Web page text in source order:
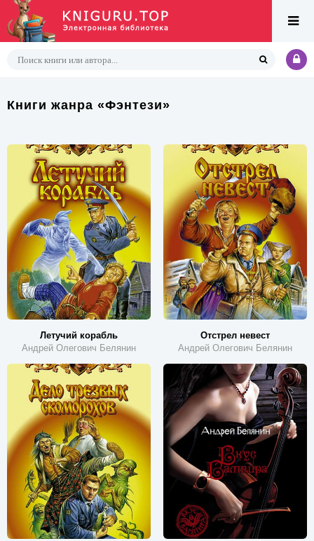
Книги жанра «Фэнтези»
Летучий корабль
Андрей Олегович Белянин
Отстрел невест
Андрей Олегович Белянин